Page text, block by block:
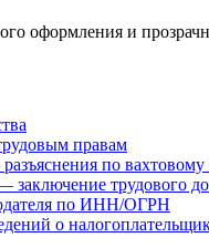
оформления и
правам
по вахтовому
трудового
по ИНН/ОГРН
о